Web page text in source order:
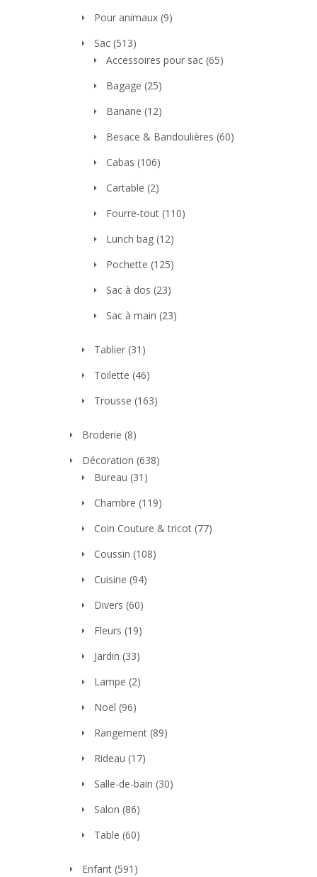
Pour animaux (9)
Sac (513)
Accessoires pour sac (65)
Bagage (25)
Banane (12)
Besace & Bandoulières (60)
Cabas (106)
Cartable (2)
Fourre-tout (110)
Lunch bag (12)
Pochette (125)
Sac à dos (23)
Sac à main (23)
Tablier (31)
Toilette (46)
Trousse (163)
Broderie (8)
Décoration (638)
Bureau (31)
Chambre (119)
Coin Couture & tricot (77)
Coussin (108)
Cuisine (94)
Divers (60)
Fleurs (19)
Jardin (33)
Lampe (2)
Noël (96)
Rangement (89)
Rideau (17)
Salle-de-bain (30)
Salon (86)
Table (60)
Enfant (591)